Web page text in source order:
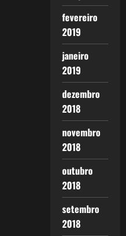
fevereiro
2019
janeiro
2019
dezembro
2018
novembro
2018
outubro
2018
setembro
2018